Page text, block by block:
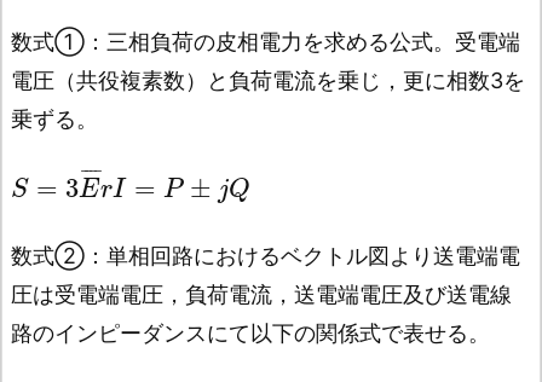
数式➀：三相負荷の皮相電力を求める公式。受電端
電圧（共役複素数）と負荷電流を乗じ，更に相数3を
乗ずる。
S = 3E
¯¯
¯¯
rI = P ± jQ
数式➁：単相回路におけるベクトル図より送電端電
圧は受電端電圧，負荷電流，送電端電圧及び送電線
路のインピーダンスにて以下の関係式で表せる。